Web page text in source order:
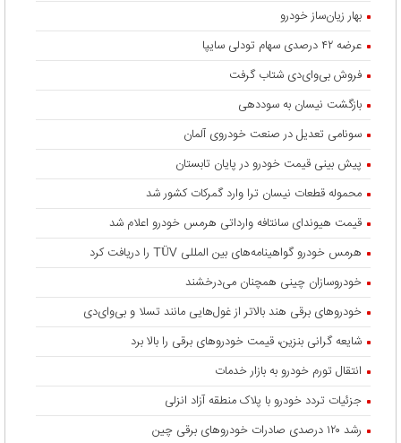
بهار زیان‌ساز خودرو
عرضه ۴۲ درصدی سهام تودلی سایپا
فروش بی‌وای‌دی شتاب گرفت
بازگشت نیسان به سوددهی
سونامی تعدیل در صنعت خودروی آلمان
پیش بینی قیمت خودرو در پایان تابستان
محموله قطعات نیسان ترا وارد گمرکات کشور شد
قیمت هیوندای سانتافه وارداتی هرمس خودرو اعلام شد
هرمس خودرو گواهینامه‌های بین المللی TÜV را دریافت کرد
خودروسازان چینی همچنان می‌درخشند
خودروهای برقی هند بالاتر از غول‌هایی مانند تسلا و بی‌وای‌دی
شایعه گرانی بنزین، قیمت خودروهای برقی را بالا برد
انتقال تورم خودرو به بازار خدمات
جزئیات تردد خودرو با پلاک منطقه آزاد انزلی
رشد ۱۲۰ درصدی صادرات خودروهای برقی چین